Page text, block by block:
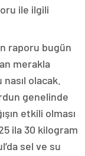
ile ilgili
raporu bugün
merakla
olacak.
genelinde
etkili olması
ila 30 kilogram
sel ve su